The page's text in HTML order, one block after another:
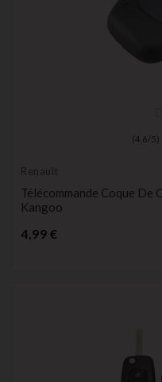
(4,6 / 5)
Renault
Télécommande Coque
Kangoo
4,99 €